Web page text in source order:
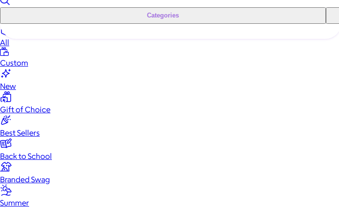
Categories
All
Custom
New
Gift of Choice
Best Sellers
Back to School
Branded Swag
Summer